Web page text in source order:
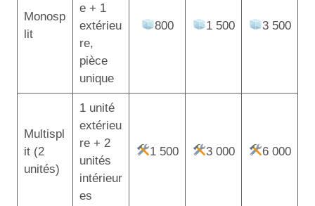
Monosp
lit
e + 1
extérieu
re,
pièce
unique
800 1 500 3 500
Multispl
it (2
unités)
1 unité
extérieu
re + 2
unités
intérieur
es
1 500 3 000 6 000